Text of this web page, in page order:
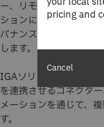
ー、リモート・ワーク
ションに広がっていま
バナンスがほぼ不可能
します。
IGAソリューションは
を連携させるコネクタ
メーションを通じて、
す。
pricing and
Cancel